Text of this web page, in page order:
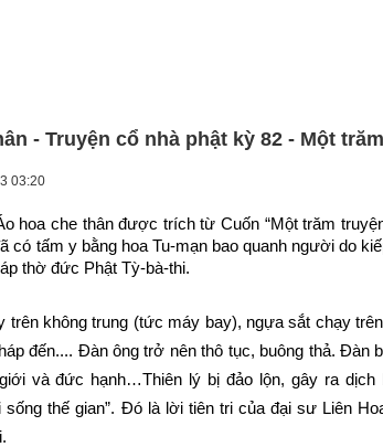
- Truyện cổ nhà phật kỳ 82 - Một
03:20
hoa che thân được trích từ Cuốn “Một trăm
có tấm y bằng hoa Tu-mạn bao quanh người do
thờ đức Phật Tỳ-bà-thi.
trên không trung (tức máy bay), ngựa sắt chạy
đến.... Đàn ông trở nên thô tục, buông thả. Đàn
và đức hạnh…Thiên lý bị đảo lộn, gây ra dịch
sống thế gian”. Đó là lời tiên tri của đại sư Liên